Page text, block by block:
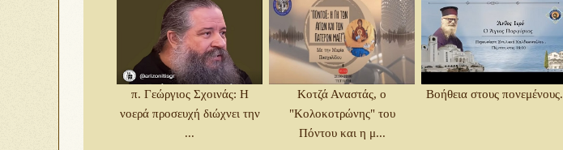
π. Γεώργιος Σχοινάς: Η
νοερά προσευχή διώχνει την
...
Κοτζά Αναστάς, ο
"Κολοκοτρώνης" του
Πόντου και η μ...
Βοήθεια στους πονεμένους.